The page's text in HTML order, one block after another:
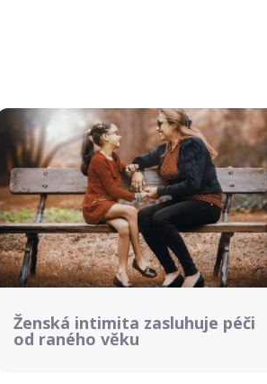
Ženská intimita zasluhuje péči
od raného věku